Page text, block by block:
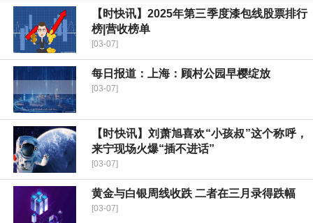
【时快讯】2025年第三季度漆包线股票排行
榜|营收榜单
[03-07]
每日报道：上海：顾村公园早樱绽放
[03-07]
【时快讯】刘萧旭喜欢“小孩叔”这个称呼，
来宁现场火爆“插不进话”
[03-07]
黄金与白银周线收跌 二者在三月录得跌幅
[03-07]